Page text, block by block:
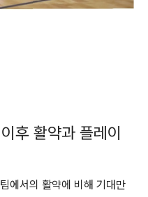
후 활약과 플레이
에서의 활약에 비해 기대만